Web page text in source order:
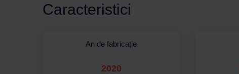
Caracteristici
An de fabricație
2020